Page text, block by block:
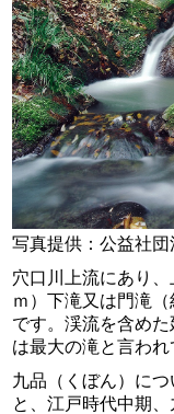
写真提供：公益社
穴口川上流にあり
ｍ）下滝又は門滝
です。渓流を含め
は最大の滝と言われ
九品（くぼん）に
と、江戸時代中期